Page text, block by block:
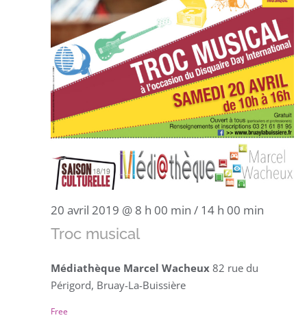
20 avril 2019 @ 8 h 00 min / 14 h 00 min
Troc musical
Médiathèque Marcel Wacheux 82 rue du
Périgord, Bruay-La-Buissière
Free